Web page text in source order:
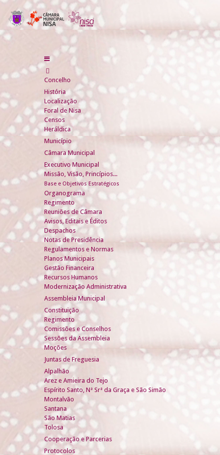
Concelho
História
Localização
Foral de Nisa
Censos
Heráldica
Município
Câmara Municipal
Executivo Municipal
Missão, Visão, Princípios...
Base e Objetivos Estratégicos
Organograma
Regimento
Reuniões de Câmara
Avisos, Editais e Éditos
Despachos
Notas de Presidência
Regulamentos e Normas
Planos Municipais
Gestão Financeira
Recursos Humanos
Modernização Administrativa
Assembleia Municipal
Constituição
Regimento
Comissões e Conselhos
Sessões da Assembleia
Moções
Juntas de Freguesia
Alpalhão
Arez e Amieira do Tejo
Espírito Santo, Nª Srª da Graça e São Simão
Montalvão
Santana
São Matias
Tolosa
Cooperação e Parcerias
Protocolos